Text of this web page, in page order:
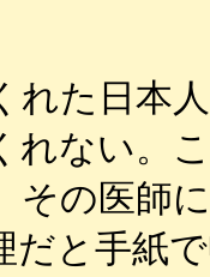
れた日本
れない。
その医師
だと手紙